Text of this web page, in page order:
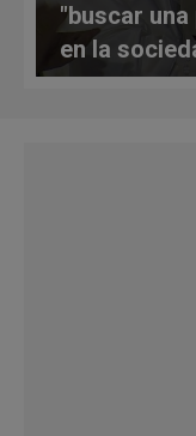
"buscar
en la